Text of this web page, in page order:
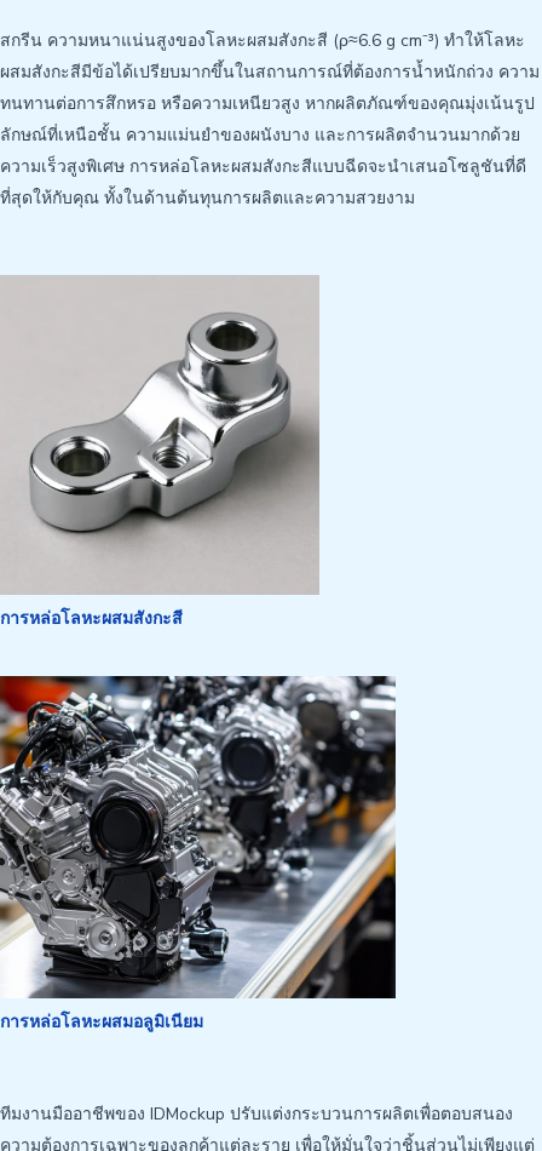
สกรีน ความหนาแน่นสูงของโลหะผสมสังกะสี (ρ≈6.6 g cm⁻³) ทำให้โลหะ
ผสมสังกะสีมีข้อได้เปรียบมากขึ้นในสถานการณ์ที่ต้องการน้ำหนักถ่วง ความ
ทนทานต่อการสึกหรอ หรือความเหนียวสูง หากผลิตภัณฑ์ของคุณมุ่งเน้นรูป
ลักษณ์ที่เหนือชั้น ความแม่นยำของผนังบาง และการผลิตจำนวนมากด้วย
ความเร็วสูงพิเศษ การหล่อโลหะผสมสังกะสีแบบฉีดจะนำเสนอโซลูชันที่ดี
ที่สุดให้กับคุณ ทั้งในด้านต้นทุนการผลิตและความสวยงาม
การหล่อโลหะผสมสังกะสี
การหล่อโลหะผสมอลูมิเนียม
ทีมงานมืออาชีพของ IDMockup ปรับแต่งกระบวนการผลิตเพื่อตอบสนอง
ความต้องการเฉพาะของลูกค้าแต่ละราย เพื่อให้มั่นใจว่าชิ้นส่วนไม่เพียงแต่